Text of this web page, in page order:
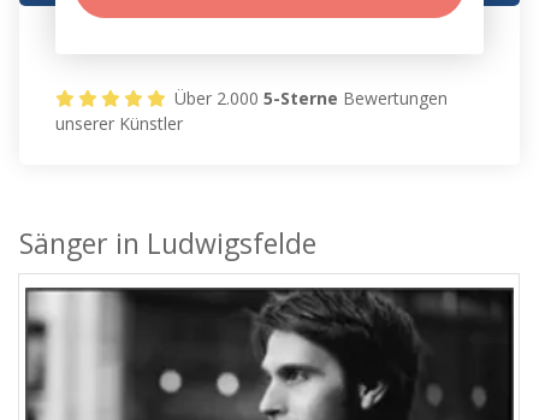
Über 2.0005-Sterne Bewertungen
unserer Künstler
Sänger in Ludwigsfelde